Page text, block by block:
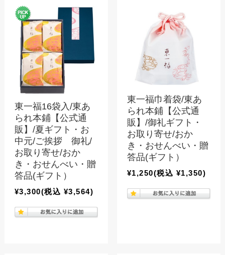
東一福16袋入/東あ
られ本鋪【公式通
販】/夏ギフト・お
中元/ご挨拶 御礼/
お取り寄せ/おか
き・おせんべい・贈
答品(ギフト）
¥3,300(税込 ¥3,564)
東一福巾着袋/東あ
られ本鋪【公式通
販】/御礼ギフト・
お取り寄せ/おか
き・おせんべい・贈
答品(ギフト）
¥1,250(税込 ¥1,350)